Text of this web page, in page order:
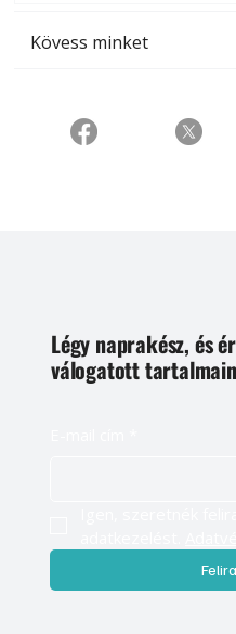
Kövess minket
Légy naprakész, és
válogatott